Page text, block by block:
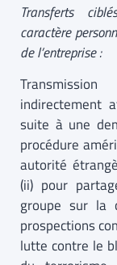
Transferts
caractère
de l’entreprise :
indirectement
suite à une
procédure
autorité
(ii) pour
groupe sur la
prospections
lutte contre le